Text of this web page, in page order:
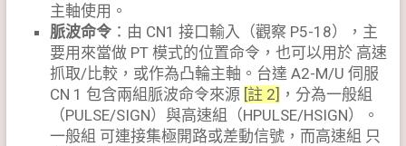
主軸使用。
脈波命令：由 CN1 接口輸入（觀察 P5-18），主
要用來當做 PT 模式的位置命令，也可以用於 高速
抓取/比較，或作為凸輪主軸。台達 A2-M/U 伺服
CN 1 包含兩組脈波命令來源 [註 2] ，分為一般組
（PULSE/SIGN）與高速組（HPULSE/HSIGN）。
一般組 可連接集極開路或差動信號，而高速組 只